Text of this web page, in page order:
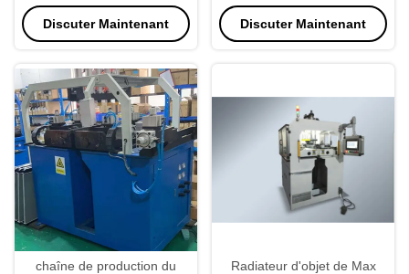
faisant la machine pour le
réservoir de radiateur
Discuter Maintenant Discuter Maintenant
chaîne de production du
Radiateur d'objet de Max